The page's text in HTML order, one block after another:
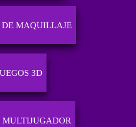
DE MAQUILLAJE
3D
MULTIJUGADOR